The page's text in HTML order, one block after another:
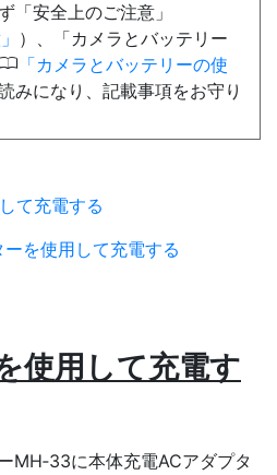
「安全上のご注意」
）、「カメラとバッテリー
カメラとバッテリーの使
みになり、記載事項をお守り
て充電する
を使用して充電する
使用して充電す
MH‑33に本体充電ACアダプタ